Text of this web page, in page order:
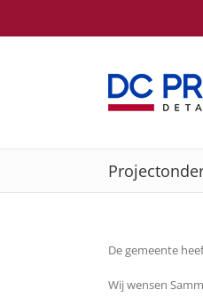
Ga
De gemeente
Wij wensen